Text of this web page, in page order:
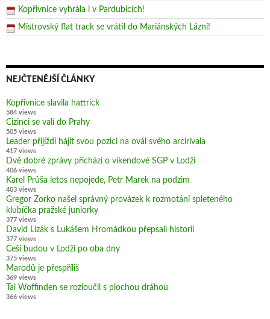
Kopřivnice vyhrála i v Pardubicích!
Mistrovský flat track se vrátil do Mariánských Lázní!
NEJČTENĚJŠÍ ČLÁNKY
Kopřivnice slavila hattrick
584 views
Cizinci se valí do Prahy
505 views
Leader přijíždí hájit svou pozici na ovál svého arcirivala
417 views
Dvě dobré zprávy přichází o víkendové SGP v Lodži
406 views
Karel Průša letos nepojede, Petr Marek na podzim
403 views
Gregor Zorko našel správný provázek k rozmotání spleteného
klubíčka pražské juniorky
377 views
David Lizák s Lukášem Hromádkou přepsali historii
377 views
Češi budou v Lodži po oba dny
375 views
Marodů je přespříliš
369 views
Tai Woffinden se rozloučil s plochou dráhou
366 views